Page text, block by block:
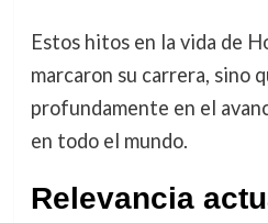
Estos hitos en la vida de
marcaron su carrera, sino
profundamente en el
en todo el mundo.
Relevancia